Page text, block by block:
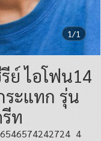
1/1
ย์ ไอโฟน14
ระแทก รุ่น
ท
4